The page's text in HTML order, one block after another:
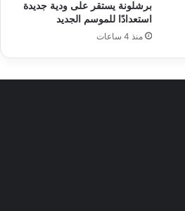
برشلونة يستقر على ودية جديدة
استعدادًا للموسم الجديد
منذ 4 ساعات